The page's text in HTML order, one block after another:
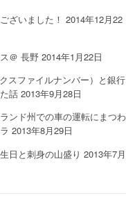
ざいました！ 2014年12月22
＠ 長野 2014年1月22日
スファイルナンバー）と銀行
話 2013年9月28日
ンド州での車の運転にまつわ
2013年8月29日
日と刺身の山盛り 2013年7月